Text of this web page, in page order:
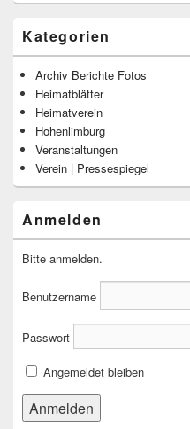
Kategorien
Archiv Berichte Fotos
Heimatblätter
Heimatverein
Hohenlimburg
Veranstaltungen
Verein | Pressespiegel
Anmelden
Bitte anmelden.
Benutzername
Passwort
Angemeldet bleiben